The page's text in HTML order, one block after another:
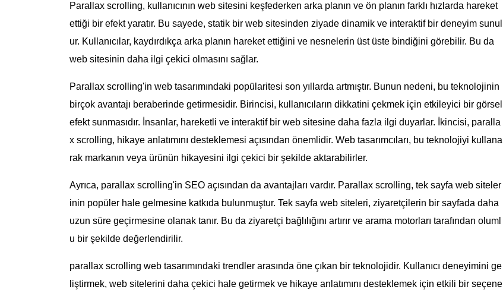
Parallax scrolling, kullanıcının web sitesini keşfederken arka planın ve ön planın farklı hızlarda hareket
ettiği bir efekt yaratır. Bu sayede, statik bir web sitesinden ziyade dinamik ve interaktif bir deneyim sunul
ur. Kullanıcılar, kaydırdıkça arka planın hareket ettiğini ve nesnelerin üst üste bindiğini görebilir. Bu da
web sitesinin daha ilgi çekici olmasını sağlar.
Parallax scrolling'in web tasarımındaki popülaritesi son yıllarda artmıştır. Bunun nedeni, bu teknolojinin
birçok avantajı beraberinde getirmesidir. Birincisi, kullanıcıların dikkatini çekmek için etkileyici bir görsel
efekt sunmasıdır. İnsanlar, hareketli ve interaktif bir web sitesine daha fazla ilgi duyarlar. İkincisi, paralla
x scrolling, hikaye anlatımını desteklemesi açısından önemlidir. Web tasarımcıları, bu teknolojiyi kullana
rak markanın veya ürünün hikayesini ilgi çekici bir şekilde aktarabilirler.
Ayrıca, parallax scrolling'in SEO açısından da avantajları vardır. Parallax scrolling, tek sayfa web siteler
inin popüler hale gelmesine katkıda bulunmuştur. Tek sayfa web siteleri, ziyaretçilerin bir sayfada daha
uzun süre geçirmesine olanak tanır. Bu da ziyaretçi bağlılığını artırır ve arama motorları tarafından oluml
u bir şekilde değerlendirilir.
parallax scrolling web tasarımındaki trendler arasında öne çıkan bir teknolojidir. Kullanıcı deneyimini ge
liştirmek, web sitelerini daha çekici hale getirmek ve hikaye anlatımını desteklemek için etkili bir seçene